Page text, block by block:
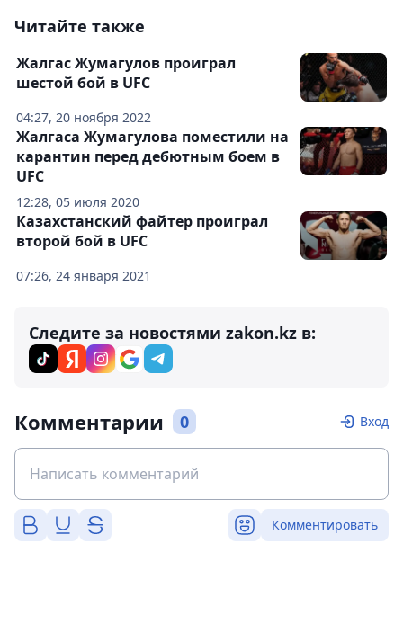
Читайте также
04:27, 20 ноября 2022
Жалгас Жумагулов проиграл
шестой бой в UFC
12:28, 05 июля 2020
Жалгаса Жумагулова поместили на
карантин перед дебютным боем в
UFC
07:26, 24 января 2021
Казахстанский файтер проиграл
второй бой в UFC
Следите за новостями zakon.kz в:
Комментарии 0 Вход
Комментировать